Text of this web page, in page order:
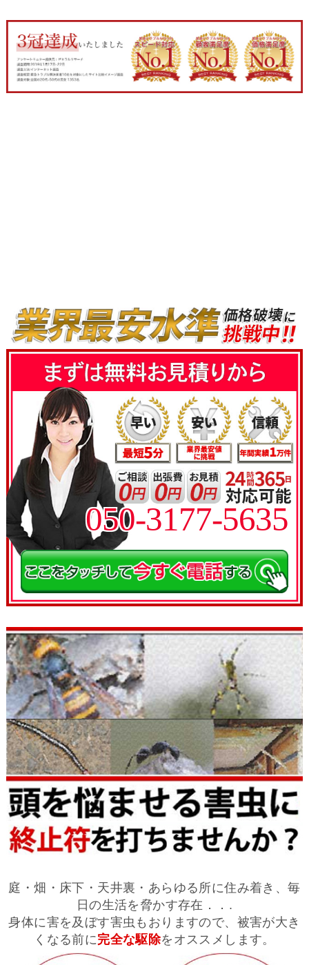
050-3177-5635
庭・畑・床下・天井裏・あらゆる所に住み着き、毎
日の生活を脅かす存在．．.
身体に害を及ぼす害虫もおりますので、被害が大き
くなる前に完全な駆除をオススメします。